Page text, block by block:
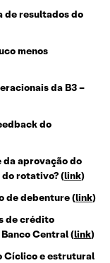
de resultados do
menos
da B3 –
do
aprovação do
do rotativo? (link)
de debenture (link)
de crédito
Central (link)
Cíclico e estrutural